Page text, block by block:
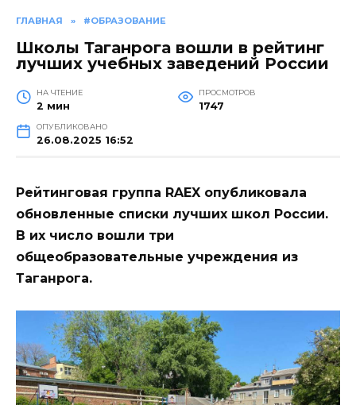
ГЛАВНАЯ » #ОБРАЗОВАНИЕ
Школы Таганрога вошли в рейтинг
лучших учебных заведений России
НА ЧТЕНИЕ
2 мин
ПРОСМОТРОВ
1747
ОПУБЛИКОВАНО
26.08.2025 16:52
Рейтинговая группа RAEX опубликовала
обновленные списки лучших школ России.
В их число вошли три
общеобразовательные учреждения из
Таганрога.